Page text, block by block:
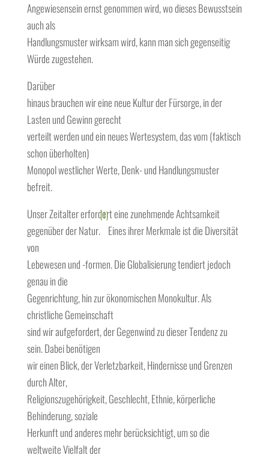
Angewiesensein ernst genommen wird, wo dieses Bewusstsein
auch als
Handlungsmuster wirksam wird, kann man sich gegenseitig
Würde zugestehen.
Darüber
hinaus brauchen wir eine neue Kultur der Fürsorge, in der
Lasten und Gewinn gerecht
verteilt werden und ein neues Wertesystem, das vom (faktisch
schon überholten)
Monopol westlicher Werte, Denk- und Handlungsmuster
befreit.
Unser Zeitalter erfordert eine zunehmende Achtsamkeit
gegenüber der Natur.
[1]
Eines ihrer Merkmale ist die Diversität
von
Lebewesen und -formen. Die Globalisierung tendiert jedoch
genau in die
Gegenrichtung, hin zur ökonomischen Monokultur. Als
christliche Gemeinschaft
sind wir aufgefordert, der Gegenwind zu dieser Tendenz zu
sein. Dabei benötigen
wir einen Blick, der Verletzbarkeit, Hindernisse und Grenzen
durch Alter,
Religionszugehörigkeit, Geschlecht, Ethnie, körperliche
Behinderung, soziale
Herkunft und anderes mehr berücksichtigt, um so die
weltweite Vielfalt der